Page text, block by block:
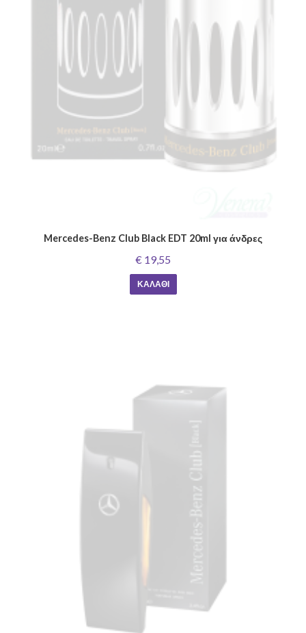
Mercedes-Benz Club Black EDT 20ml για άνδρες
€ 19,55
ΚΑΛΆΘΙ